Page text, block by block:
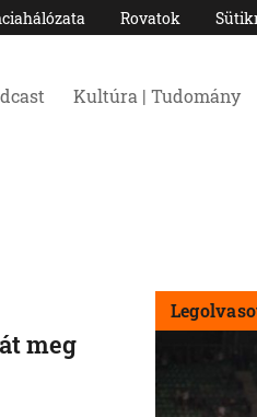
Rovatok
Kultúra | Tudomány
meg